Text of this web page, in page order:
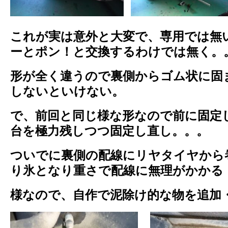
これが実は意外と大変で、専用では
ーとポン！と交換するわけでは無く。
形が全く違うので裏側からゴム状に
しないといけない。
で、前回と同じ様な形なので前に固
台を極力残しつつ固定し直し。。。
ついでに裏側の配線にリヤタイヤか
り氷となり重さで配線に無理がかかる
様なので、自作で泥除け的な物を追加